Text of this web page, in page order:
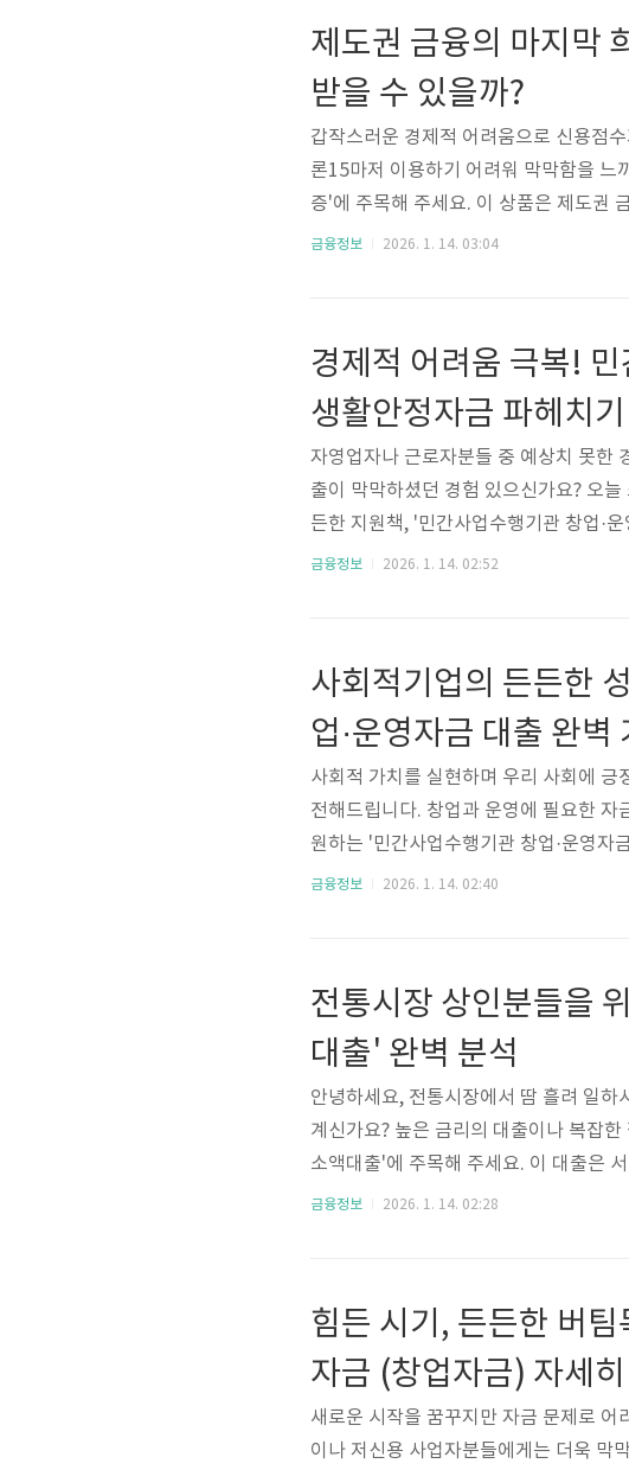
1000금리(금리구분)(연, %) 6(고정금리
제도권 금융의 마지막
받을 수 있을까?
갑작스러운 경제적 어려움으로 신용점
론15마저 이용하기 어려워 막막함을 느
증'에 주목해 주세요. 이 상품은 제도권
마련된 금융지원 제도로, 서민금융진흥
도(최대, 만원) 1000금리(금리구분)(연,
금융정보 2026. 1. 14. 03:04
경제적 어려움 극복! 민
생활안정자금 파헤치기
자영업자나 근로자분들 중 예상치 못한
출이 막막하셨던 경험 있으신가요? 오
든한 지원책, '민간사업수행기관 창업·
민이 많으셨던 저신용·저소득층을 위한
과기쁨, 재단법인 밴드, 기업과공동체
금융정보 2026. 1. 14. 02:52
사회적기업의 든든한
업·운영자금 대출 완벽
사회적 가치를 실현하며 우리 사회에
전해드립니다. 창업과 운영에 필요한 자
원하는 '민간사업수행기관 창업·운영자
회적기업의 안정적인 성장과 지속 가능
한국사회혁신금융, 기업과공동체, 한국
금융정보 2026. 1. 14. 02:40
전통시장 상인분들을
대출' 완벽 분석
안녕하세요, 전통시장에서 땀 흘려 일
계신가요? 높은 금리의 대출이나 복잡
소액대출'에 주목해 주세요. 이 대출은
통해, 여러분의 사업 운영과 시설 개선
2.5년상품요건대출한도(최대, 만원)
금융정보 2026. 1. 14. 02:28
힘든 시기, 든든한 버
자금 (창업자금) 자세히
새로운 시작을 꿈꾸지만 자금 문제로
이나 저신용 사업자분들에게는 더욱 막